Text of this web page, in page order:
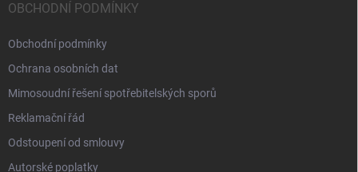
OBCHODNÍ PODMÍNKY
Obchodní podmínky
Ochrana osobních dat
Mimosoudní řešení spotřebitelských sporů
Reklamační řád
Odstoupení od smlouvy
Autorské poplatky